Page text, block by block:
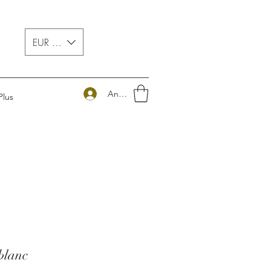
EUR (€)
Anmelden